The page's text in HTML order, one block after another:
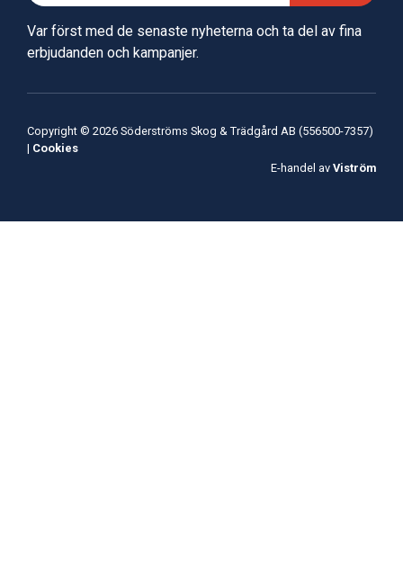
Var först med de senaste nyheterna och ta del av fina
erbjudanden och kampanjer.
Copyright © 2026 Söderströms Skog & Trädgård AB (556500-7357)
| Cookies
E-handel av Viström